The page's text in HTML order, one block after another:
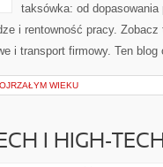
taksówka: od
i rentowność pracy.
i transport firmowy. Ten
WIEKU
I HIGH-